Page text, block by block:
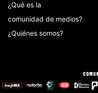
¿Qué es la
comunidad de medios?
¿Quiénes somos?